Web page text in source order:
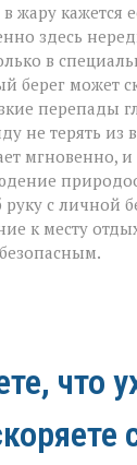
жару кажется
здесь
в
берег может
перепады
не терять из
мгновенно,
руку с личной
к месту
что